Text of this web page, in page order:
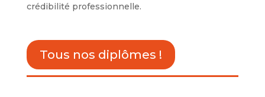
crédibilité professionnelle.
Tous nos diplômes !